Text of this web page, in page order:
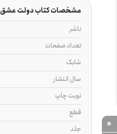
0
مشخصات کتاب دولت عشق
ناشر
تعداد صفحات
شابک
سال انتشار
نوبت چاپ
قطع
جلد